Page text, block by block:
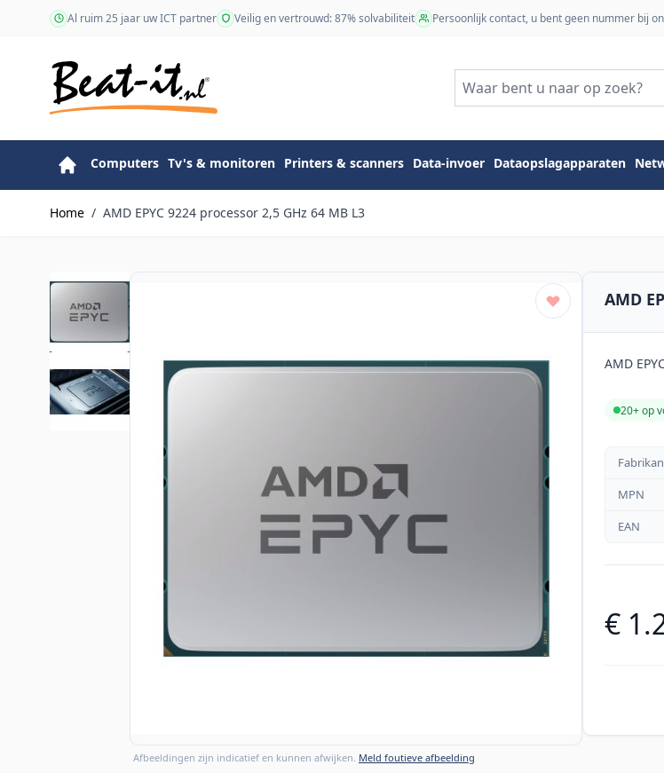
Ga naar de inhoudAl ruim 25 jaar uw ICT partner Veilig en vertrouwd: 87% solvabiliteit Persoonlijk contact, u bent geen nummer bij
Computers Tv's & monitoren Printers & scanners Data-invoer Dataopslagapparaten
Home / AMD EPYC 9224 processor 2,5 GHz 64 MB L3
Afbeeldingen zijn indicatief en kunnen afwijken. Meld foutieve afbeelding
AMD
AMD
20+ op
MPN
EAN
€